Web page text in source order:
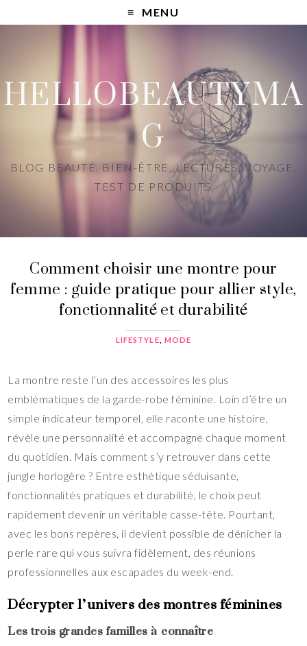
MENU
HELLOBEAUTYMA
G
BLOG BEAUTÉ, BIEN-ÊTRE, LECTURES, VOYAGE,
TEST DE PRODUITS
Comment choisir une montre pour
femme : guide pratique pour allier style,
fonctionnalité et durabilité
LIFESTYLE MODE
La montre reste l’un des accessoires les plus
emblématiques de la garde-robe féminine. Loin d’être un
simple indicateur temporel, elle raconte une histoire,
révèle une personnalité et accompagne chaque moment
du quotidien. Mais comment s’y retrouver dans cette
jungle horlogère ? Entre esthétique séduisante,
fonctionnalités pratiques et durabilité, le choix peut
rapidement devenir un véritable casse-tête. Pourtant,
avec les bons repères, il devient possible de dénicher la
perle rare qui vous suivra fidèlement, des réunions
professionnelles aux escapades du week-end.
Décrypter l’univers des montres féminines
Les trois grandes familles à connaître